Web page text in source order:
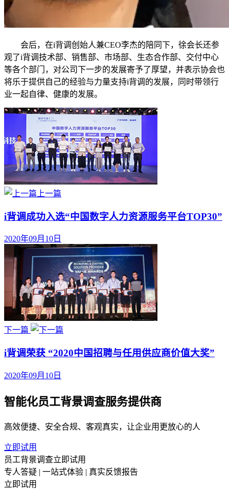
会后，在i背调创始人兼CEO李杰的陪同下，徐会长还参
观了i背调技术部、销售部、市场部、生态合作部、交付中心
等各个部门，对公司下一步的发展寄予了厚望，并表示协会也
将乐于提供自己的经验与力量支持i背调的发展，同时带领行
业一起自律、健康的发展。
上一篇
i背调成功入选“中国数字人力资源服务平台TOP30”
2020年09月10日
下一篇
i背调荣获 “2020中国招聘与任用供应商价值大奖”
2020年09月10日
智能化员工背景调查服务提供商
高效便捷、安全合规、客观真实，让企业用更放心的人
立即试用
员工背景调查立即试用
专人答疑 | 一站式体验 | 真实反馈报告
立即试用